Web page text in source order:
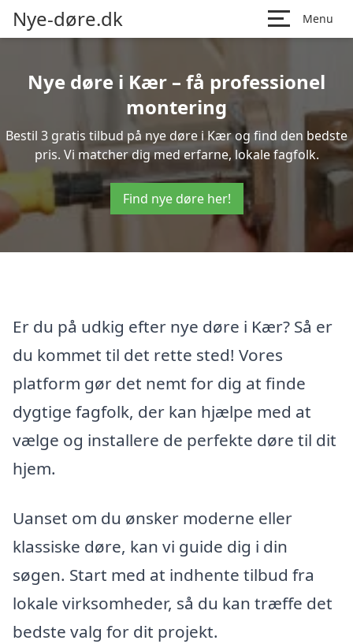
Nye-døre.dk Menu
Nye døre i Kær – få professionel
montering
Bestil 3 gratis tilbud på nye døre i Kær og find den bedste
pris. Vi matcher dig med erfarne, lokale fagfolk.
Find nye døre her!
Er du på udkig efter nye døre i Kær? Så er
du kommet til det rette sted! Vores
platform gør det nemt for dig at finde
dygtige fagfolk, der kan hjælpe med at
vælge og installere de perfekte døre til dit
hjem.
Uanset om du ønsker moderne eller
klassiske døre, kan vi guide dig i din
søgen. Start med at indhente tilbud fra
lokale virksomheder, så du kan træffe det
bedste valg for dit projekt.